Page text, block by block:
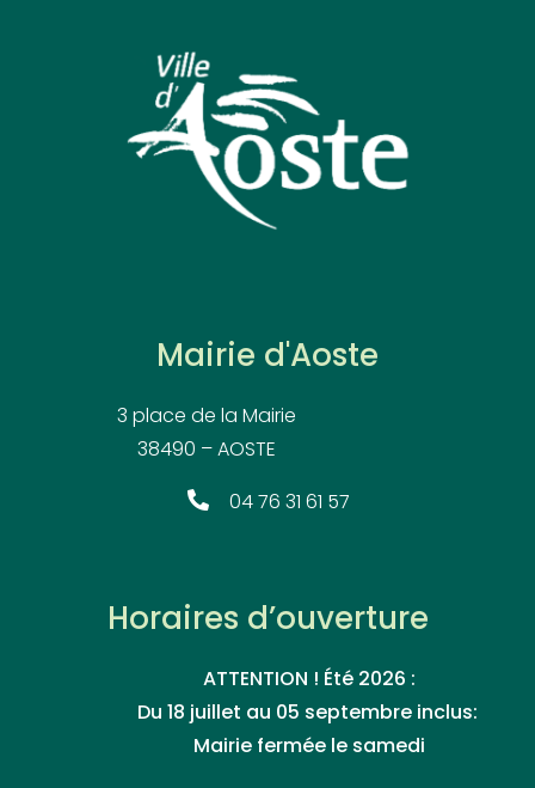
Mairie d'Aoste
3 place de la Mairie
38490 – AOSTE
04 76 31 61 57
Horaires d’ouverture
ATTENTION ! Été 2026 :
Du 18 juillet au 05 septembre inclus:
Mairie fermée le samedi